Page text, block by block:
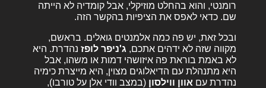
רומנטי, והוא בהחלט מוזיקלי, אבל קומדיה לא הייתה
שם. כדאי לאפס את הציפיות בהקשר הזה.
ובכל זאת, יש פה כמה אלמנטים גואלים. בראשם,
מקווה שזה לא ידהים אתכם, ג'ניפר לופז נהדרת. היא
לא באמת בוראת פה איזושהי דמות או משהו, אבל
היא מתנהלת עם הדיאלוגים מצוין, היא מייצרת כימיה
נהדרת עם אוון ווילסון (במצב וודי אלן על טורבו),